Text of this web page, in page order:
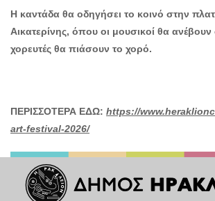
Η καντάδα θα οδηγήσει το κοινό στην
Αικατερίνης, όπου οι μουσικοί θα
χορευτές θα πιάσουν το χορό.
ΠΕΡΙΣΣΟΤΕΡΑ ΕΔΩ: https://
art-festival-2026/